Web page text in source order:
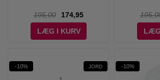
195,00
174,95
LÆG I KURV
-10% JORD -10%